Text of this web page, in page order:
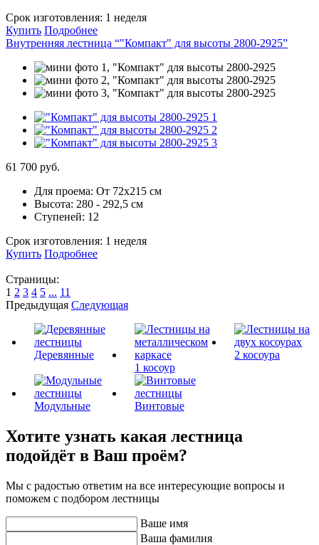
Срок изготовления: 1 неделя
Купить Подробнее
Внутренняя лестница “"Компакт" для высоты 2800-2925”
61 700 руб.
Для проема: От 72х215 см
Высота: 280 - 292,5 см
Ступеней: 12
Срок изготовления: 1 неделя
Купить Подробнее
Страницы:
1 2 3 4 5 ... 11
Предыдущая Следующая
Деревянные
1 косоур
2 косоура
Модульные Винтовые
Хотите узнать какая лестница
подойдёт в Ваш проём?
Мы с радостью ответим на все интересующие вопросы и
поможем с подбором лестницы
Ваше имя
Ваша фамилия